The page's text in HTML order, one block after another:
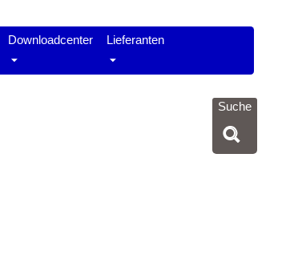
Downloadcenter Lieferanten
Suche